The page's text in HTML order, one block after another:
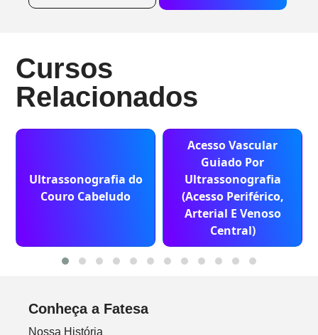
Cursos
Relacionados
Ultrassonografia do
Couro Cabeludo
Acesso Vascular
Guiado Por
Ultrassonografia
(Acesso Periférico,
Arterial E Venoso
Central)
Conheça a Fatesa
Nossa História